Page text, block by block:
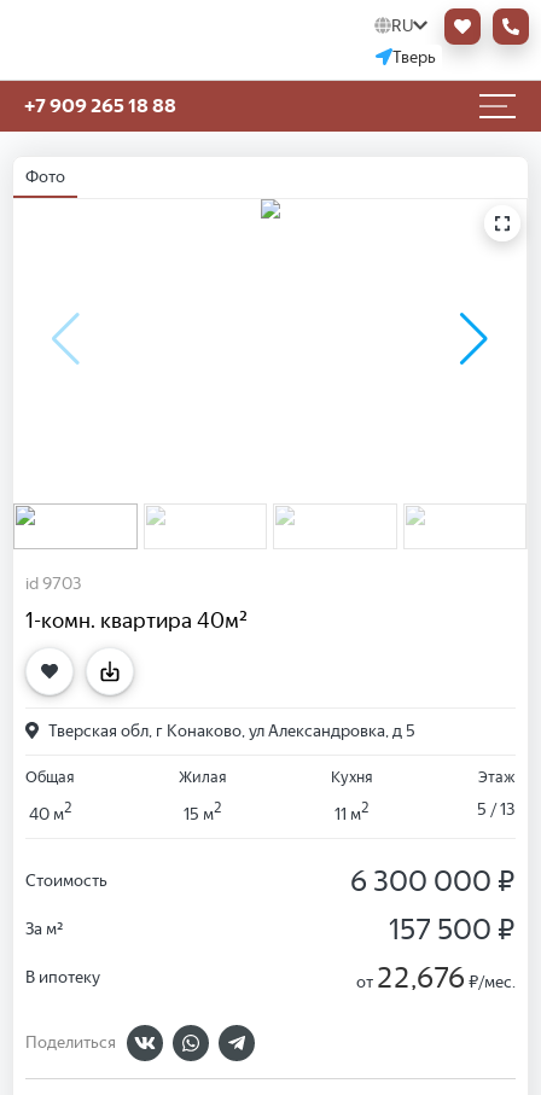
RU
Тверь
+7 909 265 18 88
Фото
id 9703
1-комн. квартира 40м²
Тверская обл, г Конаково, ул Александровка, д 5
Общая
40 м2
Жилая
15 м2
Кухня
11 м2
Этаж
5 / 13
Стоимость 6 300 000 ₽
За м² 157 500 ₽
В ипотеку от 22,676 ₽/мес.
Поделиться